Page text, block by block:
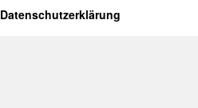
Datenschutzerklärung